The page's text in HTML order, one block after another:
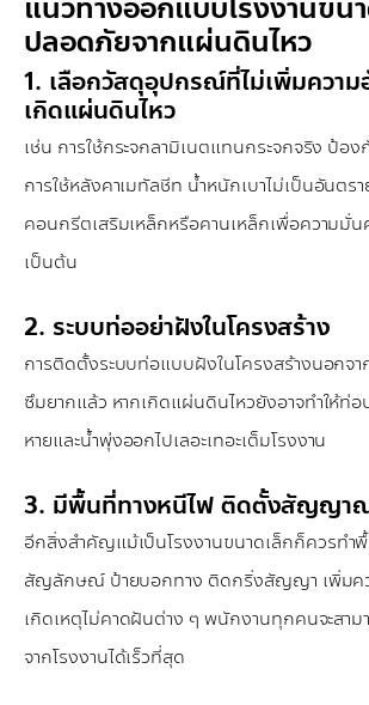
แนวทางออกแบบโรงงานขน
ปลอดภัยจากแผ่นดินไหว
1. เลือกวัสดุอุปกรณ์ที่ไม่เพิ่มความ
เกิดแผ่นดินไหว
เช่น การใช้กระจกลามิเนตแทนกระจกจริง ป้อง
การใช้หลังคาเมทัลชีท น้ำหนักเบาไม่เป็นอันตร
คอนกรีตเสริมเหล็กหรือคานเหล็กเพื่อความมั่
เป็นต้น
2. ระบบท่ออย่าฝังในโครงสร้าง
การติดตั้งระบบท่อแบบฝังในโครงสร้างนอกจ
ซึมยากแล้ว หากเกิดแผ่นดินไหวยังอาจทำให้ท่
หายและน้ำพุ่งออกไปเลอะเทอะเต็มโรงงาน
3. มีพื้นที่ทางหนีไฟ ติดตั้งสัญญา
อีกสิ่งสำคัญแม้เป็นโรงงานขนาดเล็กก็ควรทำ
สัญลักษณ์ ป้ายบอกทาง ติดกริ่งสัญญา เพิ่มค
เกิดเหตุไม่คาดฝันต่าง ๆ พนักงานทุกคนจะสา
จากโรงงานได้เร็วที่สุด